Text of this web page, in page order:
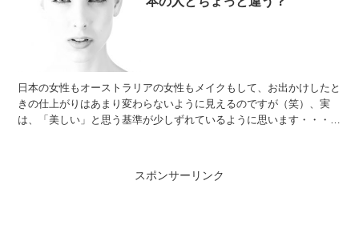
日本の女性もオーストラリアの女性もメイクもして、お出かけしたと
きの仕上がりはあまり変わらないように見えるのですが（笑）、実
は、「美しい」と思う基準が少しずれているように思います・・・ど
スポンサーリンク